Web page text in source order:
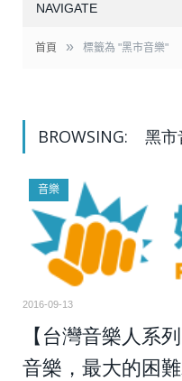
NAVIGATE
首頁 » 標籤為 "黑市音樂"
BROWSING: 黑市
音樂
2016-09-13
【台灣音樂人系
音樂，最大的困